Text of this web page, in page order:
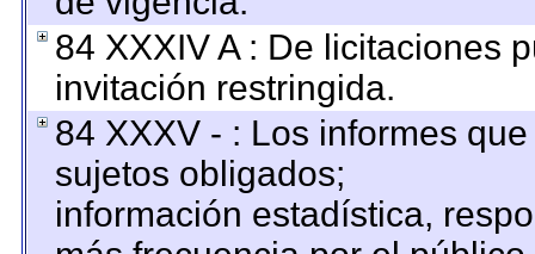
84 XXXIV A : De licitaciones
invitación restringida.
84 XXXV - : Los informes
sujetos obligados;
información estadística,